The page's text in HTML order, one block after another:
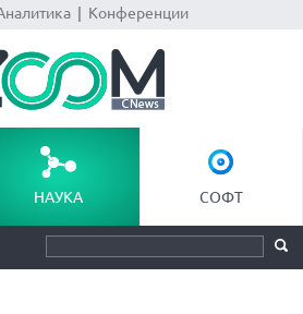
| Конференции
НАУКА СОФТ